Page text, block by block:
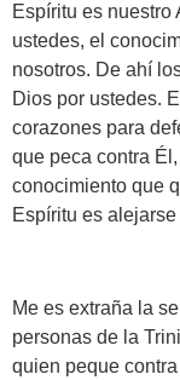
Espíritu es nuestro
ustedes, el
nosotros. De ahí
Dios por ustedes.
corazones para
que peca contra
conocimiento que
Espíritu es
Me es extraña la
personas de la
quien peque